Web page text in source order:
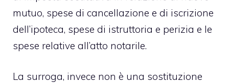
mutuo, spese di cancellazione e di iscrizione
dell’ipoteca, spese di istruttoria e perizia e le
spese relative all’atto notarile.
La surroga, invece non è una sostituzione